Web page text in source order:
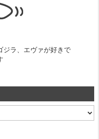
ジラ、エヴァが好きで